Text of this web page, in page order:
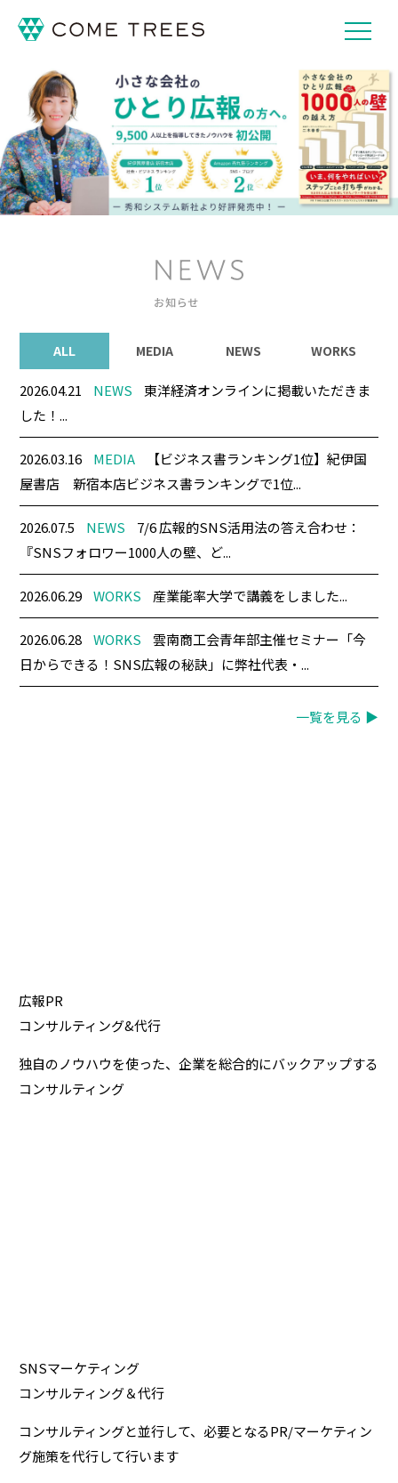
ALL MEDIA NEWS WORKS
2026.04.21 NEWS
東洋経済オンラインに掲載いただきま
した！...
2026.03.16 MEDIA
【ビジネス書ランキング1位】紀伊国
屋書店 新宿本店ビジネス書ランキングで1位...
2026.07.5 NEWS
7/6 広報的SNS活用法の答え合わせ：
『SNSフォロワー1000人の壁、ど...
2026.06.29 WORKS 産業能率大学で講義をしました...
2026.06.28 WORKS
雲南商工会青年部主催セミナー「今
日からできる！SNS広報の秘訣」に弊社代表・...
一覧を見る ▶
広報PR
コンサルティング&代行
独自のノウハウを使った、企業を総合的にバックアップする
コンサルティング
SNSマーケティング
コンサルティング＆代行
コンサルティングと並行して、必要となるPR/マーケティン
グ施策を代行して行います